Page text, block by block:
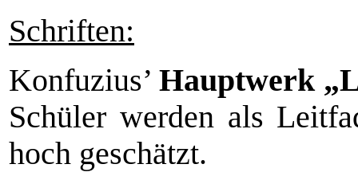
Schriften:
Konfuzius’Hauptwerk
Schüler werden als
hoch geschätzt.